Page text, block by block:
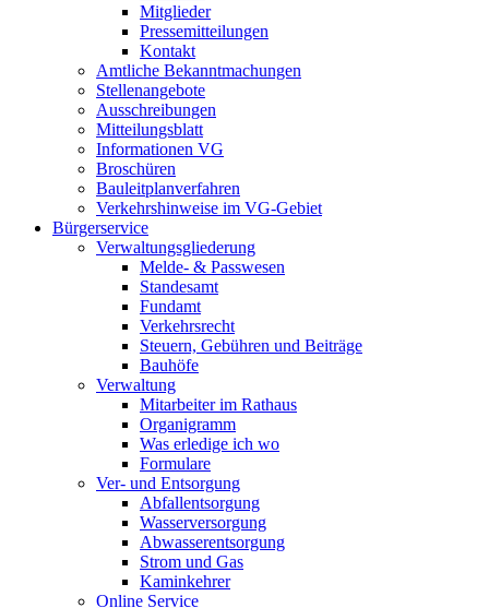
Mitglieder
Pressemitteilungen
Kontakt
Amtliche Bekanntmachungen
Stellenangebote
Ausschreibungen
Mitteilungsblatt
Informationen VG
Broschüren
Bauleitplanverfahren
Verkehrshinweise im VG-Gebiet
Bürgerservice
Verwaltungsgliederung
Melde- & Passwesen
Standesamt
Fundamt
Verkehrsrecht
Steuern, Gebühren und Beiträge
Bauhöfe
Verwaltung
Mitarbeiter im Rathaus
Organigramm
Was erledige ich wo
Formulare
Ver- und Entsorgung
Abfallentsorgung
Wasserversorgung
Abwasserentsorgung
Strom und Gas
Kaminkehrer
Online Service